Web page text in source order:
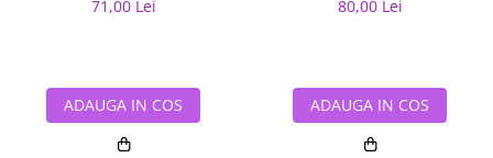
71,00 Lei
ADAUGA IN COS
80,00 Lei
ADAUGA IN COS